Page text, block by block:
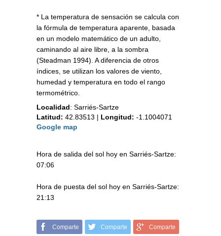
* La temperatura de sensación se calcula con
la fórmula de temperatura aparente, basada
en un modelo matemático de un adulto,
caminando al aire libre, a la sombra
(Steadman 1994). A diferencia de otros
índices, se utilizan los valores de viento,
humedad y temperatura en todo el rango
termométrico.
Localidad: Sarriés-Sartze
Latitud: 42.83513 | Longitud: -1.1004071
Google map
Hora de salida del sol hoy en Sarriés-Sartze:
07:06
Hora de puesta del sol hoy en Sarriés-Sartze:
21:13
Comparte Comparte Comparte